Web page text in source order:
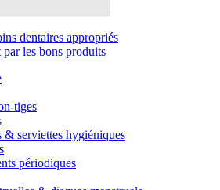
dentaires appropriés
par les bons produits
tiges
& serviettes hygiéniques
périodiques